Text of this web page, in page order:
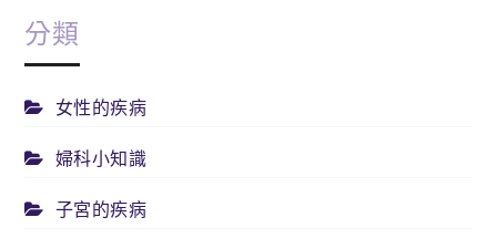
分類
女性的疾病
婦科小知識
子宮的疾病